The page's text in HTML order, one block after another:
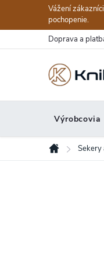
obsah
Vážení
pochopenie.
Doprava a
Výrobcovia
Domov
Sekery